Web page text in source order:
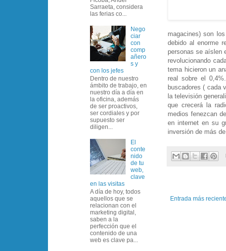
magacines) son
debido al enorme
personas se aíslen
revolucionando
tema hicieron un
real sobre el
buscadores ( cada
la televisión
que crecerá la
medios fenezcan
en internet en su
inversión de más
Entrada más
Sarraeta, considera
las ferias co...
Nego
ciar
con
comp
añero
s y
con los jefes
Dentro de nuestro
ámbito de trabajo, en
nuestro día a día en
la oficina, además
de ser proactivos,
ser cordiales y por
supuesto ser
diligen...
El
conte
nido
de tu
web,
clave
en las visitas
A día de hoy, todos
aquellos que se
relacionan con el
marketing digital,
saben a la
perfección que el
contenido de una
web es clave pa...